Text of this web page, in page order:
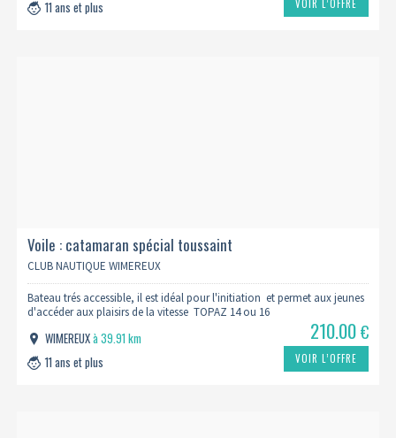
11 ans et plus
VOIR L’OFFRE
Voile : catamaran spécial toussaint
CLUB NAUTIQUE WIMEREUX
Bateau trés accessible, il est idéal pour l'initiation et permet aux jeunes
d'accéder aux plaisirs de la vitesse TOPAZ 14 ou 16
WIMEREUXà 39.91 km
11 ans et plus
210.00€
VOIR L’OFFRE